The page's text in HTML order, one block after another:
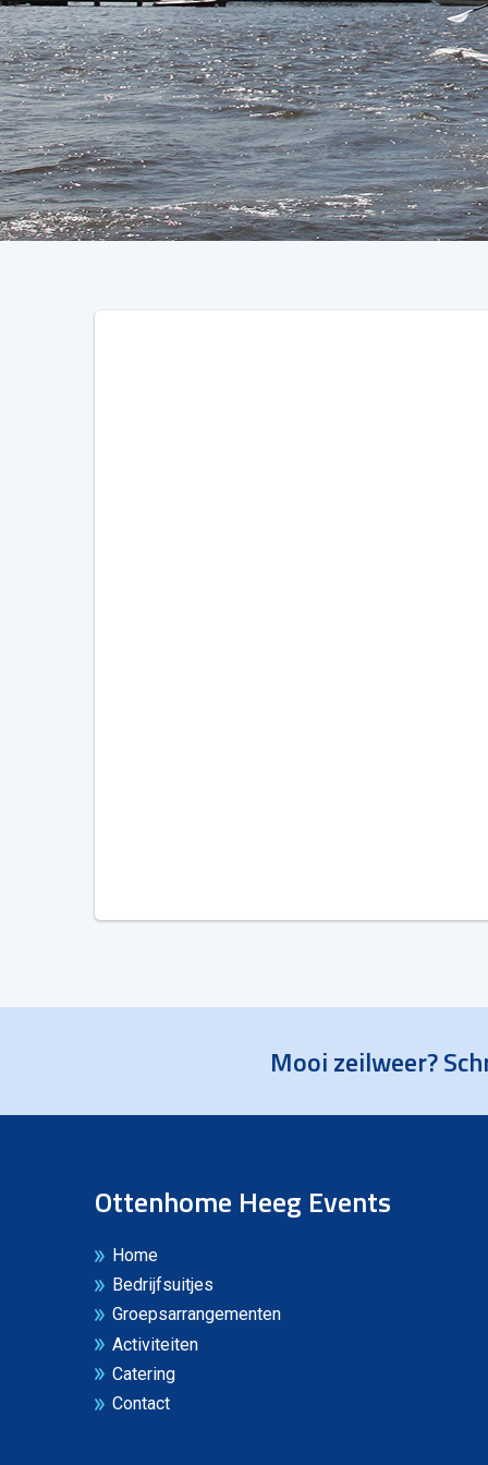
Mooi zeilweer?
Ottenhome Heeg Events
Home
Bedrijfsuitjes
Groepsarrangementen
Activiteiten
Catering
Contact